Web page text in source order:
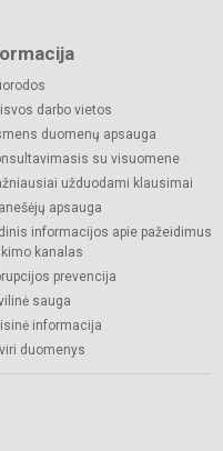
darbo vietos
duomenų apsauga
su visuomene
užduodami klausimai
apsauga
informacijos apie pažeidimus
kanalas
prevencija
sauga
informacija
duomenys